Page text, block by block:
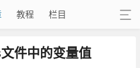
教程 栏目
件中的变量值